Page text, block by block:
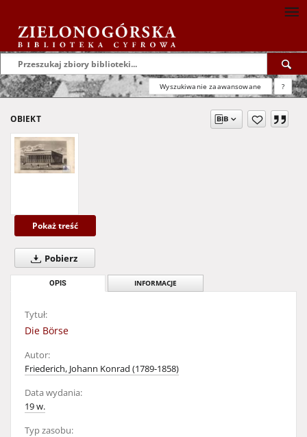
Wyszukiwanie zaawansowane ?
OBIEKT
Pokaż treść
Pobierz
OPIS INFORMACJE
Tytuł:
Die Börse
Autor:
Friederich, Johann Konrad (1789-1858)
Data wydania:
19 w.
Typ zasobu: